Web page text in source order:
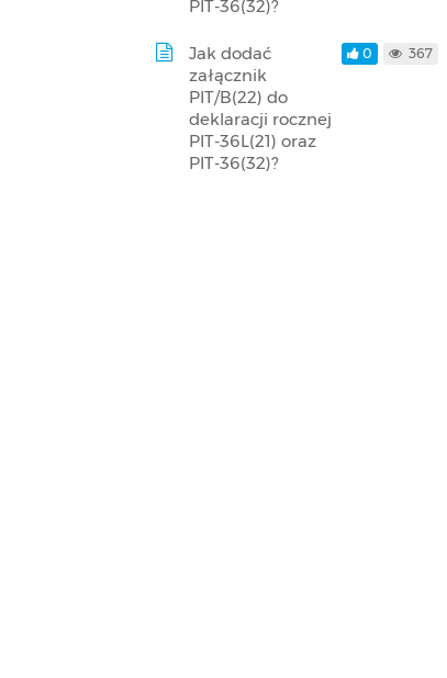
PIT-36(32)?
Jak dodać
załącznik
PIT/B(22) do
deklaracji rocznej
PIT-36L(21) oraz
PIT-36(32)?
0 367